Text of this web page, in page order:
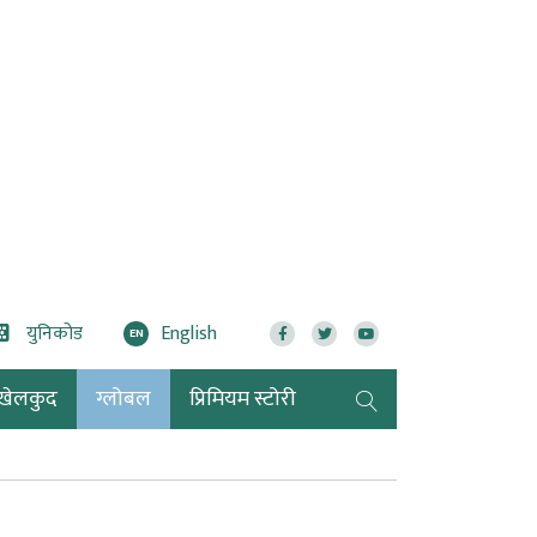
युनिकोड EN English
ग्लोबल प्रिमियम स्टोरी